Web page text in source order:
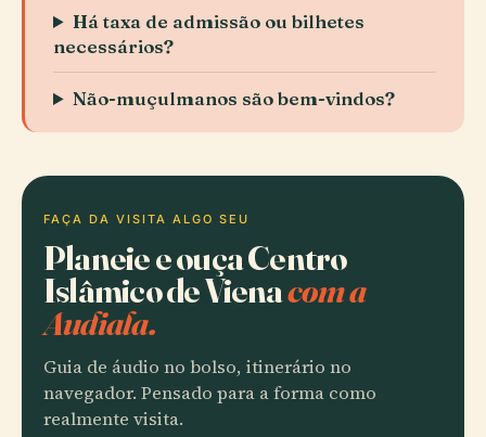
Há taxa de admissão ou bilhetes
necessários?
Não-muçulmanos são bem-vindos?
FAÇA DA VISITA ALGO SEU
Planeie e ouça Centro
Islâmico de Vienacom a
Audiala.
Guia de áudio no bolso, itinerário no
navegador. Pensado para a forma como
realmente visita.